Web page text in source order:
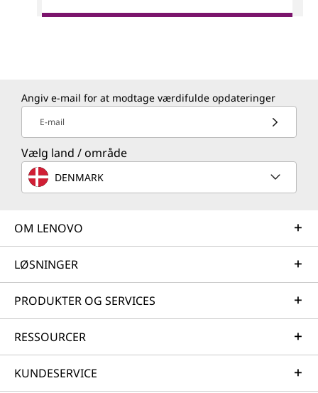
Angiv e-mail for at modtage værdifulde opdateringer
E-mail
Vælg land / område
DENMARK
OM LENOVO
LØSNINGER
PRODUKTER OG SERVICES
RESSOURCER
KUNDESERVICE